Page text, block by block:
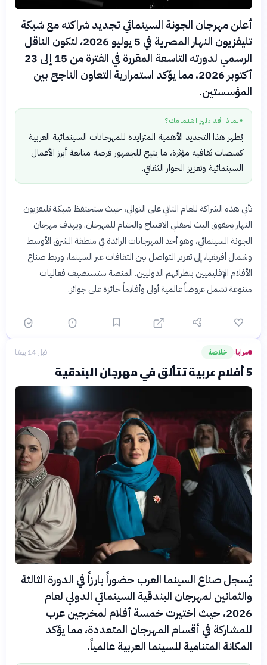
أعلن مهرجان الجونة السينمائي تجديد شراكته مع شبكة
تليفزيون النهار المصرية في 5 يوليو 2026، لتكون الناقل
الرسمي لدورته التاسعة المقررة في الفترة من 15 إلى 23
أكتوبر 2026، مما يؤكد استمرارية التعاون الناجح بين
المؤسستين.
● لماذا قد يثير اهتمامك؟
يُظهر هذا التجديد الأهمية المتزايدة للمهرجانات السينمائية العربية
كمنصات ثقافية مؤثرة، ما يتيح للجمهور فرصة متابعة أبرز الأعمال
السينمائية وتعزيز الحوار الثقافي.
تأتي هذه الشراكة للعام الثاني على التوالي، حيث ستحتفظ شبكة تليفزيون
النهار بحقوق البث لحفلي الافتتاح والختام للمهرجان. ويهدف مهرجان
الجونة السينمائي، وهو أحد المهرجانات الرائدة في منطقة الشرق الأوسط
وشمال أفريقيا، إلى تعزيز التواصل بين الثقافات عبر السينما، وربط صناع
الأفلام الإقليميين بنظرائهم الدوليين. المنصة ستستضيف فعاليات
متنوعة تشمل عروضاً عالمية أولى وأفلاماً حائزة على جوائز.
مرايا› خلاصة قبل 14 يومًا
5 أفلام عربية تتألق في مهرجان البندقية
يُسجل صناع السينما العرب حضوراً بارزاً في الدورة الثالثة
والثمانين لمهرجان البندقية السينمائي الدولي لعام
2026، حيث اختيرت خمسة أفلام لمخرجين عرب
للمشاركة في أقسام المهرجان المتعددة، مما يؤكد
المكانة المتنامية للسينما العربية عالمياً.